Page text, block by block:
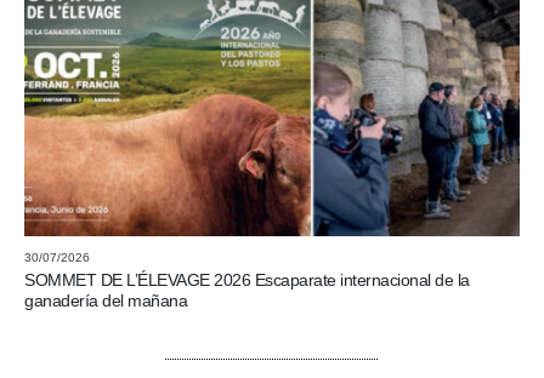
30/07/2026
SOMMET DE L’ÉLEVAGE 2026 Escaparate internacional de la
ganadería del mañana